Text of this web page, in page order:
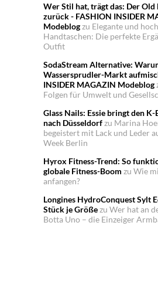
Wer Stil hat, trägt das: Der Old
zurück - FASHION INSIDER
Modeblogzu Elegante und
Handtaschen: Die perfekte
Outfit
SodaStream Alternative:
Wassersprudler-Markt
INSIDER MAGAZIN Modeblog
Folgen für Umwelt und
Glass Nails: Essie bringt den K-
nach Düsseldorfzu Marina
begeistert mit Lack und Leder
Week Berlin
Hyrox Fitness-Trend: So
globale Fitness-Boom zu Wie
anfangen?
Longines HydroConquest Sylt
Stück je Größezu Wer hat an
Botta Uno – die Einzeiger